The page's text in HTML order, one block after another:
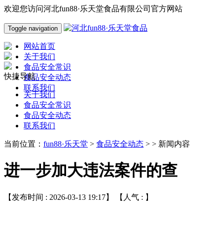
欢迎您访问河北fun88·乐天堂食品有限公司官方网站
Toggle navigation
网站首页
关于我们
食品安全常识
食品安全动态
联系我们
快捷导航
关于我们
食品安全常识
食品安全动态
联系我们
当前位置： fun88·乐天堂 > 食品安全动态 > > 新闻内容
进一步加大违法案件的查
【发布时间 : 2026-03-13 19:17】 【人气 : 】